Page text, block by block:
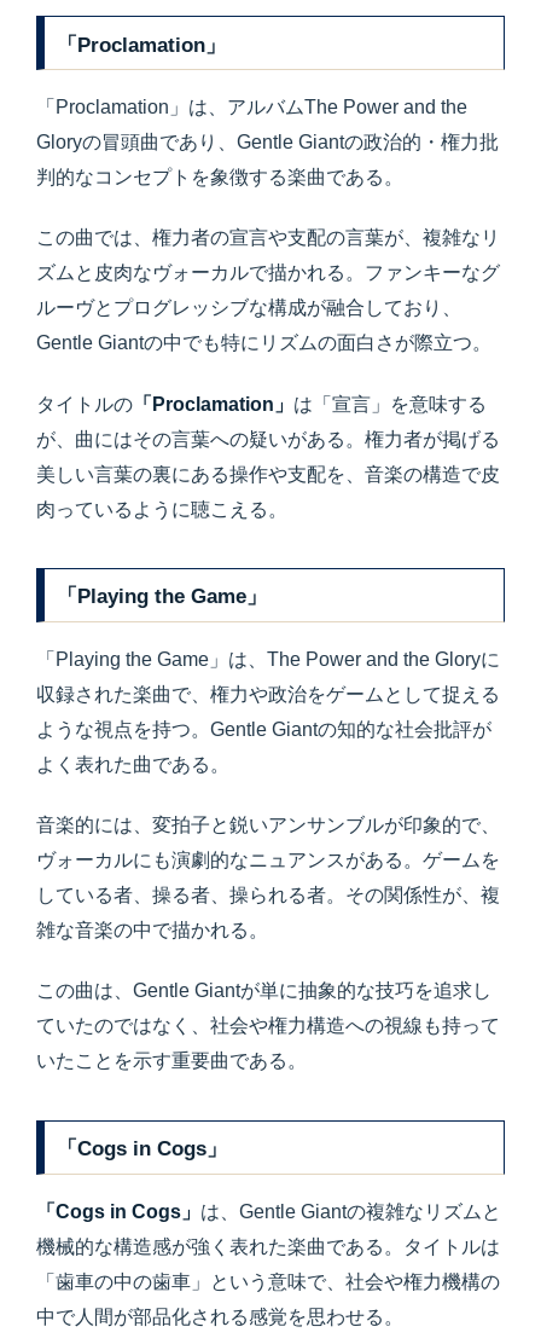
「Proclamation」
「Proclamation」は、アルバムThe Power and the
Gloryの冒頭曲であり、Gentle Giantの政治的・権力批
判的なコンセプトを象徴する楽曲である。
この曲では、権力者の宣言や支配の言葉が、複雑なリ
ズムと皮肉なヴォーカルで描かれる。ファンキーなグ
ルーヴとプログレッシブな構成が融合しており、
Gentle Giantの中でも特にリズムの面白さが際立つ。
タイトルの 「Proclamation」 は「宣言」を意味する
が、曲にはその言葉への疑いがある。権力者が掲げる
美しい言葉の裏にある操作や支配を、音楽の構造で皮
肉っているように聴こえる。
「Playing the Game」
「Playing the Game」は、The Power and the Gloryに
収録された楽曲で、権力や政治をゲームとして捉える
ような視点を持つ。Gentle Giantの知的な社会批評が
よく表れた曲である。
音楽的には、変拍子と鋭いアンサンブルが印象的で、
ヴォーカルにも演劇的なニュアンスがある。ゲームを
している者、操る者、操られる者。その関係性が、複
雑な音楽の中で描かれる。
この曲は、Gentle Giantが単に抽象的な技巧を追求し
ていたのではなく、社会や権力構造への視線も持って
いたことを示す重要曲である。
「Cogs in Cogs」
「Cogs in Cogs」 は、Gentle Giantの複雑なリズムと
機械的な構造感が強く表れた楽曲である。タイトルは
「歯車の中の歯車」という意味で、社会や権力機構の
中で人間が部品化される感覚を思わせる。